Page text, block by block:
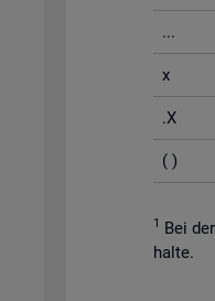
...
x
.X
( )
1 Bei
hal­te.